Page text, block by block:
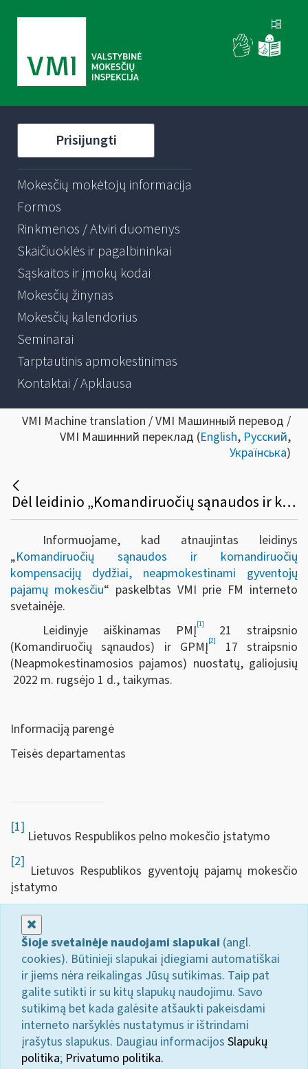
Prisijungti
Mokesčių mokėtojų informacija
Formos
Rinkmenos / Atviri duomenys
Skaičiuoklės ir pagalbininkai
Sąskaitos ir įmokų kodai
Mokesčių žinynas
Mokesčių kalendorius
Seminarai
Tarptautinis apmokestinimas
Kontaktai / Apklausa
VMI Machine translation / VMI Машинный перевод /
VMI Машинний переклад (English, Русский,
Українська)
Dėl leidinio „Komandiruočių sąnaudos ir komandiruočių kompensacijų dydžiai, neapmokestinami gyventojų pajamų mokesčiu“
Informuojame, kad atnaujintas leidinys
„Komandiruočių sąnaudos ir komandiruočių
kompensacijų dydžiai, neapmokestinami gyventojų
pajamų mokesčiu“ paskelbtas VMI prie FM interneto
svetainėje.
Leidinyje aiškinamas PMĮ[1]
21 straipsnio
(Komandiruočių sąnaudos) ir GPMĮ[2]
17 straipsnio
(Neapmokestinamosios pajamos) nuostatų, galiojusių
2022 m. rugsėjo 1 d., taikymas.
Informaciją parengė
Teisės departamentas
[1]
Lietuvos Respublikos pelno mokesčio įstatymo
[2]
Lietuvos Respublikos gyventojų pajamų mokesčio
įstatymo
Šioje svetainėje naudojami slapukai (angl.
cookies). Būtinieji slapukai įdiegiami automatiškai
ir jiems nėra reikalingas Jūsų sutikimas. Taip pat
galite sutikti ir su kitų slapukų naudojimu. Savo
sutikimą bet kada galėsite atšaukti pakeisdami
interneto naršyklės nustatymus ir ištrindami
įrašytus slapukus. Daugiau informacijos Slapukų
politika; Privatumo politika.